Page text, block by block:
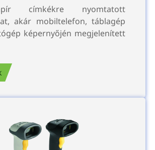
címkékre nyomtatott
akár mobiltelefon, táblagép
képernyőjén megjelenített